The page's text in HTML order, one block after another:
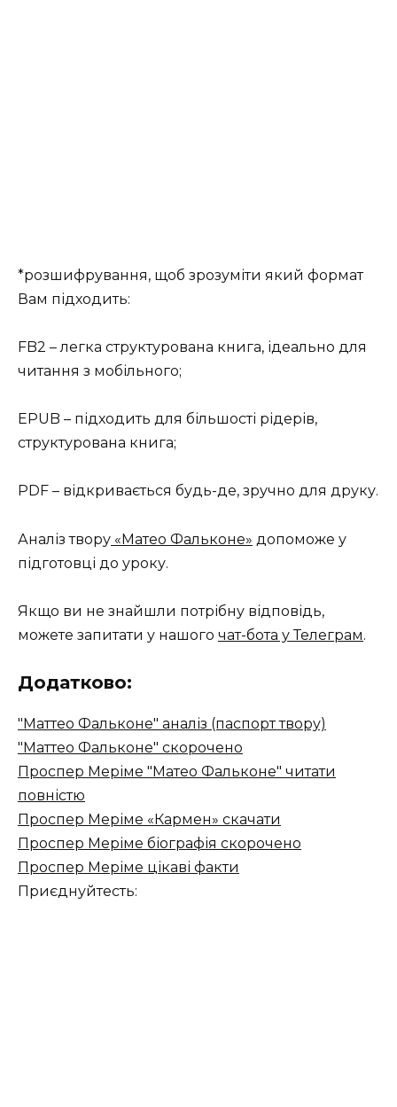
*розшифрування, щоб зрозуміти який формат
Вам підходить:
FB2 – легка структурована книга, ідеально для
читання з мобільного;
EPUB – підходить для більшості рідерів,
структурована книга;
PDF – відкривається будь-де, зручно для друку.
Аналіз твору «Матео Фальконе» допоможе у
підготовці до уроку.
Якщо ви не знайшли потрібну відповідь,
можете запитати у нашого чат-бота у Телеграм.
Додатково:
"Маттео Фальконе" аналіз (паспорт твору)
"Маттео Фальконе" скорочено
Проспер Меріме "Матео Фальконе" читати
повністю
Проспер Меріме «Кармен» скачати
Проспер Меріме біографія скорочено
Проспер Меріме цікаві факти
Приєднуйтесть: